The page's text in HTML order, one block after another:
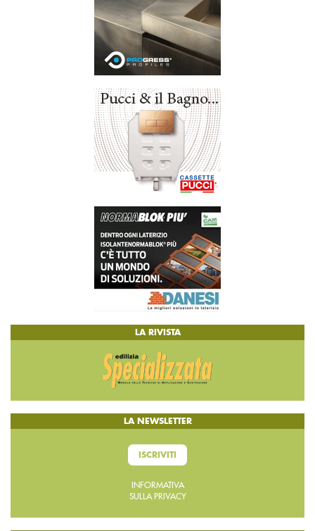
LA RIVISTA
LA NEWSLETTER
ISCRIVITI
INFORMATIVA
SULLA PRIVACY